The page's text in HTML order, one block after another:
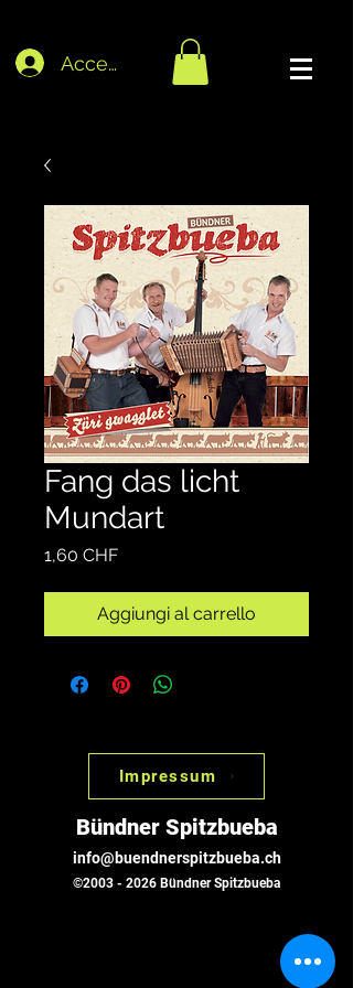
Accedi
Fang das licht
Mundart
1,60 CHFPrezzo
Aggiungi al carrello
Impressum
Bündner Spitzbueba
info@buendnerspitzbueba.ch
©2003 - 2026 Bündner Spitzbueba